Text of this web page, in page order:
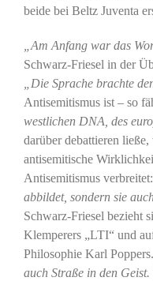
beide bei Beltz Juventa
„Am Anfang war das
Schwarz-Friesel in der
„Die Sprache brachte
Antisemitismus ist – so
westlichen DNA, des
darüber debattieren
antisemitische
Antisemitismus verbreitet:
abbildet, sondern sie
Schwarz-Friesel bezieht
Klemperers „LTI“ und
Philosophie Karl Poppers.
auch Straße in den